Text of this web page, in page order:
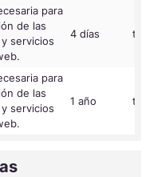
para
de las
servicios
4 días
para
de las
servicios
1 año